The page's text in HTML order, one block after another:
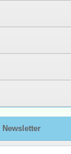
Newsletter